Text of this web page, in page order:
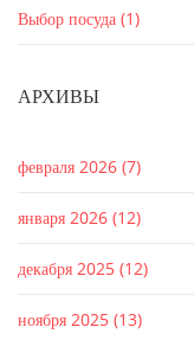
Выбор посуда (1)
АРХИВЫ
февраля 2026 (7)
января 2026 (12)
декабря 2025 (12)
ноября 2025 (13)